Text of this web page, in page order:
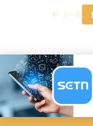
上一頁 1